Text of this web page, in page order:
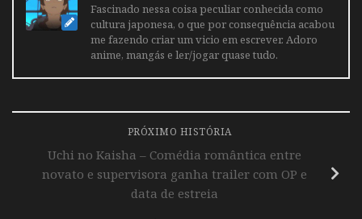
Fascinado nessa coisa peculiar conhecida como
cultura japonesa, o que por consequência acabou
me fazendo criar um vicio em escrever. Adoro
anime, mangás e ler/jogar quase tudo.
PRÓXIMO HISTÓRIA
Uchi no Kaisha – Comédia romântica entre
novato e supervisora ganha trailer com OP e
data de estreia